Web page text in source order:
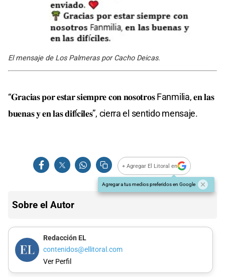
El mensaje de Los Palmeras por Cacho Deicas.
“𝐆𝐫𝐚𝐜𝐢𝐚𝐬 𝐩𝐨𝐫 𝐞𝐬𝐭𝐚𝐫 𝐬𝐢𝐞𝐦𝐩𝐫𝐞 𝐜𝐨𝐧 𝐧𝐨𝐬𝐨𝐭𝐫𝐨𝐬 Fanmilia, 𝐞𝐧 𝐥𝐚𝐬
𝐛𝐮𝐞𝐧𝐚𝐬 𝐲 𝐞𝐧 𝐥𝐚𝐬 𝐝𝐢𝐟í𝐜𝐢𝐥𝐞𝐬”, cierra el sentido mensaje.
+ Agregar El Litoral en
Agregar a tus medios preferidos en Google
Sobre el Autor
Redacción EL
contenidos@ellitoral.com
Ver Perfil